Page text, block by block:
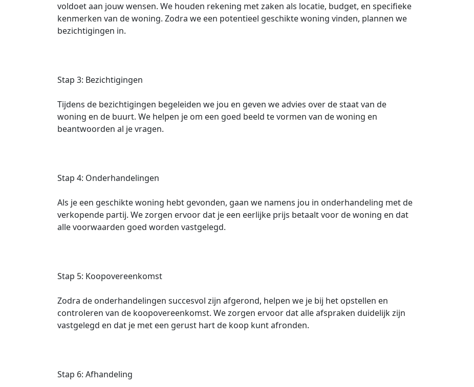
voldoet aan jouw wensen. We houden rekening met zaken als locatie, budget, en specifieke
kenmerken van de woning. Zodra we een potentieel geschikte woning vinden, plannen we
bezichtigingen in.
Stap 3: Bezichtigingen
Tijdens de bezichtigingen begeleiden we jou en geven we advies over de staat van de
woning en de buurt. We helpen je om een goed beeld te vormen van de woning en
beantwoorden al je vragen.
Stap 4: Onderhandelingen
Als je een geschikte woning hebt gevonden, gaan we namens jou in onderhandeling met de
verkopende partij. We zorgen ervoor dat je een eerlijke prijs betaalt voor de woning en dat
alle voorwaarden goed worden vastgelegd.
Stap 5: Koopovereenkomst
Zodra de onderhandelingen succesvol zijn afgerond, helpen we je bij het opstellen en
controleren van de koopovereenkomst. We zorgen ervoor dat alle afspraken duidelijk zijn
vastgelegd en dat je met een gerust hart de koop kunt afronden.
Stap 6: Afhandeling